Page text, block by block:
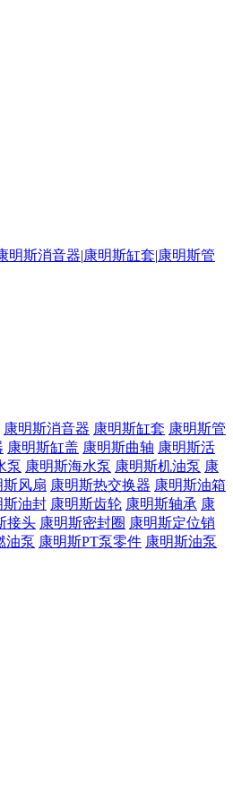
明斯消音器|康明斯缸套|康明斯管
康明斯消音器 康明斯缸套 康明斯管
康明斯缸盖 康明斯曲轴 康明斯活
泵 康明斯海水泵 康明斯机油泵 康
斯风扇 康明斯热交换器 康明斯油箱
斯油封 康明斯齿轮 康明斯轴承 康
接头 康明斯密封圈 康明斯定位销
油泵 康明斯PT泵零件 康明斯油泵